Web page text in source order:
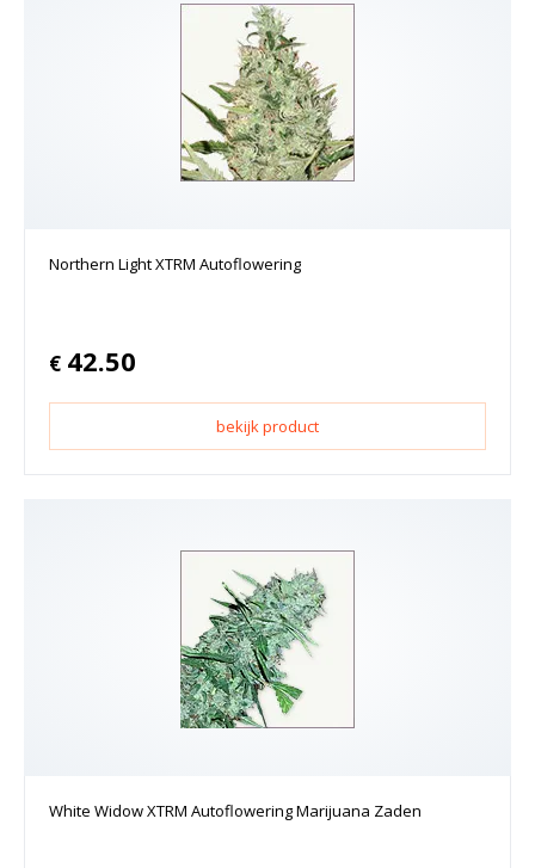
Northern Light XTRM Autoflowering
€ 42.50
bekijk product
White Widow XTRM Autoflowering Marijuana Zaden